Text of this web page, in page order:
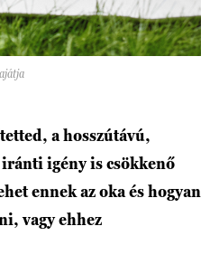
a hosszútávú,
igény is csökkenő
ennek az oka és hogyan
vagy ehhez